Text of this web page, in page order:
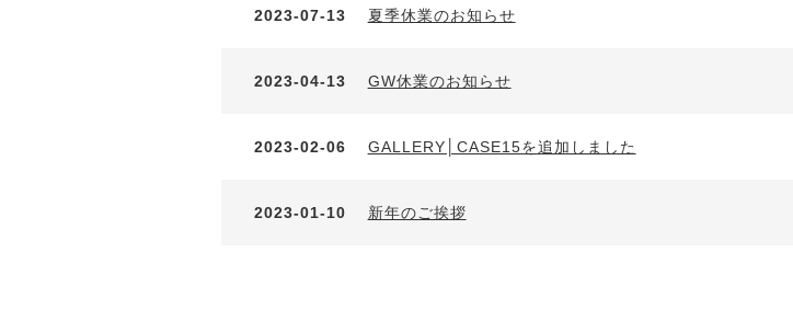
2023-07-13 夏季休業のお知らせ
2023-04-13 GW休業のお知らせ
2023-02-06 GALLERY│CASE15を追加しました
2023-01-10 新年のご挨拶